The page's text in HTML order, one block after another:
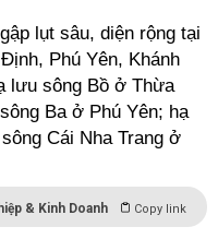
lụt sâu, diện rộng tại
Phú Yên, Khánh
lưu sông Bồ ở Thừa
Ba ở Phú Yên; hạ
Cái Nha Trang ở
& Kinh Doanh Copy link